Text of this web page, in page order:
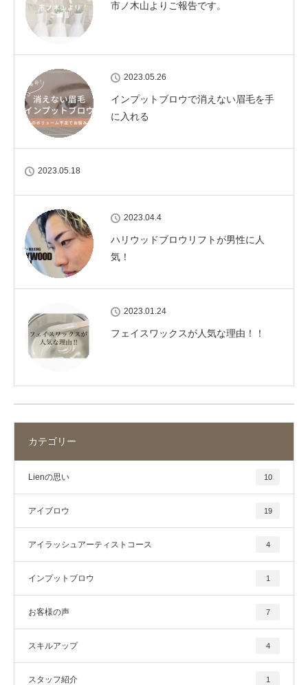
市ノ木山よりご報告です。
2023.05.26
インプットブロウで消えない眉毛を手
に入れる
2023.05.18
2023.04.4
ハリウッドブロウリフトが男性に人
気！
2023.01.24
フェイスワックスが人気な理由！！
カテゴリー
Lienの思い 10
アイブロウ 19
アイラッシュアーティストコース 4
インプットブロウ 1
お客様の声 7
スキルアップ 4
スタッフ紹介 1